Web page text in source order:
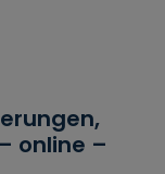
online –